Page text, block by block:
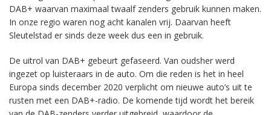
DAB+ waarvan maximaal twaalf zenders gebruik kunnen maken.
In onze regio waren nog acht kanalen vrij. Daarvan heeft
Sleutelstad er sinds deze week dus een in gebruik.
De uitrol van DAB+ gebeurt gefaseerd. Van oudsher werd
ingezet op luisteraars in de auto. Om die reden is het in heel
Europa sinds december 2020 verplicht om nieuwe auto’s uit te
rusten met een DAB+-radio. De komende tijd wordt het bereik